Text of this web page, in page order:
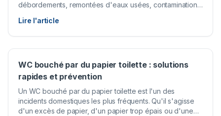
débordements, remontées d'eaux usées, contamination
signes d'alerte est essentiel pour agir avant qu'il ne soit
trop tard.
Lire l'article
WC bouché par du papier toilette : solutions
rapides et prévention
Un WC bouché par du papier toilette est l'un des
incidents domestiques les plus fréquents. Qu'il s'agisse
d'un excès de papier, d'un papier trop épais ou d'une